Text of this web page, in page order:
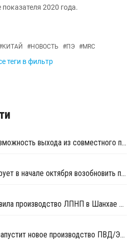
2020 года.
КИТАЙ #НОВОСТЬ #ПЭ #MRC
теги в фильтр
Ineos рассматривает возможность выхода из совместного предприятия Sinopec Petchems
PetroChina Fushun планирует в начале октября возобновить производство ПНД в Фушуне
Shanghai Secco возобновила производство ЛПНП в Шанхае после ремонта
Zhejiang Petrochemical запустит новое производство ПВД/ЭВА в первом квартале 2026 года